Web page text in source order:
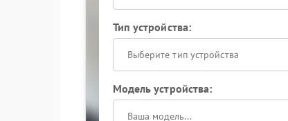
Тип устройства:
Выберите тип устройства
Модель устройства: